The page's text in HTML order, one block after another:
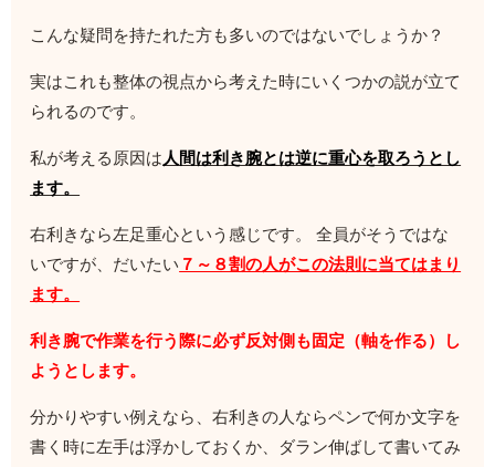
こんな疑問を持たれた方も多いのではないでしょうか？
実はこれも整体の視点から考えた時にいくつかの説が立て
られるのです。
私が考える原因は 人間は利き腕とは逆に重心を取ろうとし
ます。
右利きなら左足重心という感じです。 全員がそうではな
いですが、だいたい ７～８割の人がこの法則に当てはまり
ます。
利き腕で作業を行う際に必ず反対側も固定（軸を作る）し
ようとします。
分かりやすい例えなら、右利きの人ならペンで何か文字を
書く時に左手は浮かしておくか、ダラン伸ばして書いてみ